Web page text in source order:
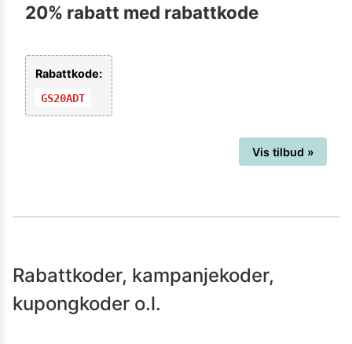
20% rabatt med rabattkode
Rabattkode:
GS20ADT
Vis tilbud »
Rabattkoder, kampanjekoder,
kupongkoder o.l.